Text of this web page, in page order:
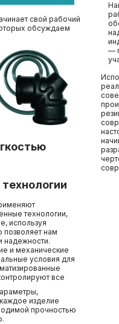
—
изделие
прочностью
свой рабочий
обсуждаем
технологии,
используя
нам
надежности.
и механические
условия для
все